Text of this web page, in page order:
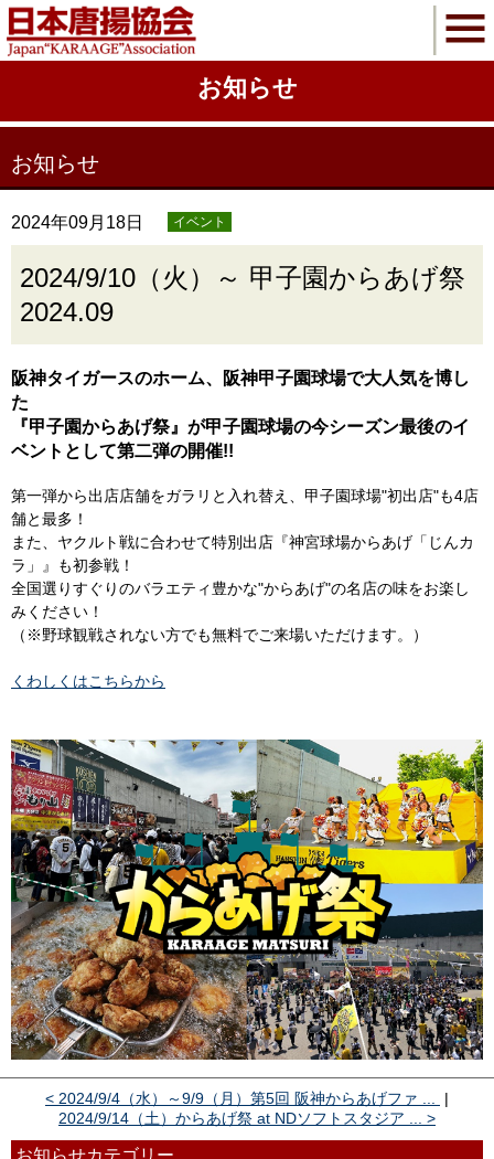
お知らせ
お知らせ
2024年09月18日 イベント
2024/9/10（火）～ 甲子園からあげ祭
2024.09
阪神タイガースのホーム、阪神甲子園球場で大人気を博し
た
『甲子園からあげ祭』が甲子園球場の今シーズン最後のイ
ベントとして第二弾の開催!!
第一弾から出店店舗をガラリと入れ替え、甲子園球場"初出店"も4店
舗と最多！
また、ヤクルト戦に合わせて特別出店『神宮球場からあげ「じんカ
ラ」』も初参戦！
全国選りすぐりのバラエティ豊かな"からあげ"の名店の味をお楽し
みください！
（※野球観戦されない方でも無料でご来場いただけます。）
くわしくはこちらから
< 2024/9/4（水）～9/9（月）第5回 阪神からあげファ ...
|
2024/9/14（土）からあげ祭 at NDソフトスタジア ... >
お知らせカテゴリー